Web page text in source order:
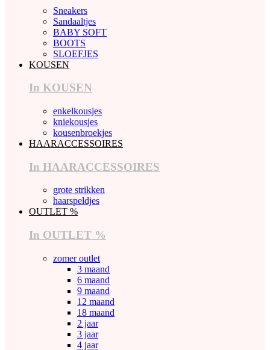
Sneakers
Sandaaltjes
BABY SOFT
BOOTS
SLOEFJES
KOUSEN
In KOUSEN
enkelkousjes
kniekousjes
kousenbroekjes
HAARACCESSOIRES
In HAARACCESSOIRES
grote strikken
haarspeldjes
OUTLET %
In OUTLET %
zomer outlet
3 maand
6 maand
9 maand
12 maand
18 maand
2 jaar
3 jaar
4 jaar